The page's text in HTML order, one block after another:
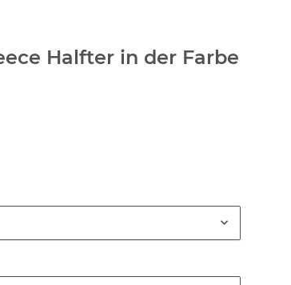
Halfter in der Farbe